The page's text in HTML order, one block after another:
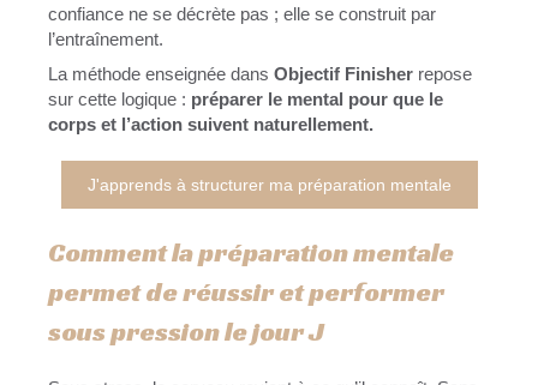
confiance ne se décrète pas ; elle se construit par
l’entraînement.
La méthode enseignée dans Objectif Finisher repose
sur cette logique : préparer le mental pour que le
corps et l’action suivent naturellement.
J'apprends à structurer ma préparation mentale
Comment la préparation mentale
permet de réussir et performer
sous pression le jour J